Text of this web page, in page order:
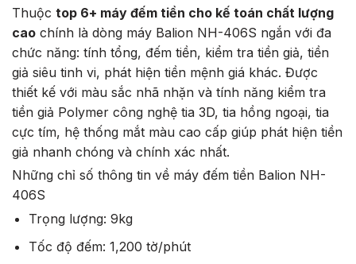
Thuộc top 6+ máy đếm tiền cho kế toán chất lượng
cao chính là dòng máy Balion NH-406S ngắn với đa
chức năng: tính tổng, đếm tiền, kiểm tra tiền giả, tiền
giả siêu tinh vi, phát hiện tiền mệnh giá khác. Được
thiết kế với màu sắc nhã nhặn và tính năng kiểm tra
tiền giả Polymer công nghệ tia 3D, tia hồng ngoại, tia
cực tím, hệ thống mắt màu cao cấp giúp phát hiện tiền
giả nhanh chóng và chính xác nhất.
Những chỉ số thông tin về máy đếm tiền Balion NH-
406S
Trọng lượng: 9kg
Tốc độ đếm: 1,200 tờ/phút